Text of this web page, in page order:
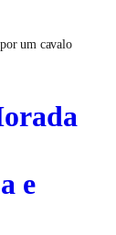
um cavalo
e